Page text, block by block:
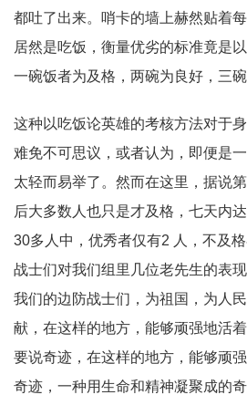
都吐了出来。哨卡的墙上赫然贴着
居然是吃饭，衡量优劣的标准竟是
一碗饭者为及格，两碗为良好，三碗
这种以吃饭论英雄的考核方法对于
难免不可思议，或者认为，即便是
太轻而易举了。然而在这里，据说
后大多数人也只是才及格，七天内
30多人中，优秀者仅有2 人，不及
战士们对我们组里几位老先生的表
我们的边防战士们，为祖国，为人
献，在这样的地方，能够顽强地活
要说奇迹，在这样的地方，能够顽
奇迹，一种用生命和精神凝聚成的奇